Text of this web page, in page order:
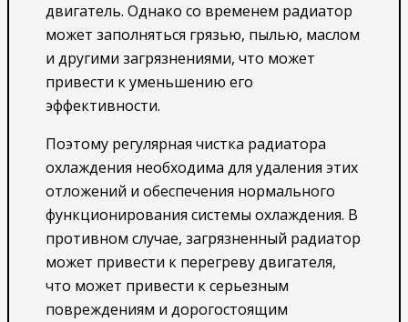
двигатель. Однако со временем радиатор
может заполняться грязью, пылью, маслом
и другими загрязнениями, что может
привести к уменьшению его
эффективности.
Поэтому регулярная чистка радиатора
охлаждения необходима для удаления этих
отложений и обеспечения нормального
функционирования системы охлаждения. В
противном случае, загрязненный радиатор
может привести к перегреву двигателя,
что может привести к серьезным
повреждениям и дорогостоящим